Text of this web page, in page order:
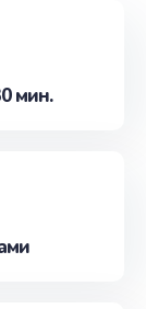
на
мин.